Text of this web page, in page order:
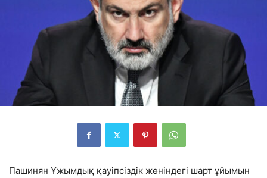
Пашинян Ұжымдық қауіпсіздік жөніндегі шарт ұйымын